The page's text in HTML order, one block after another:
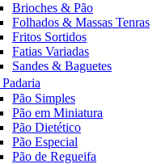
Brioches & Pão
Folhados & Massas Tenras
Fritos Sortidos
Fatias Variadas
Sandes & Baguetes
Padaria
Pão Simples
Pão em Miniatura
Pão Dietético
Pão Especial
Pão de Regueifa